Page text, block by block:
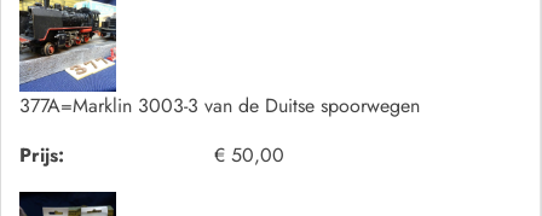
377A=Marklin 3003-3 van de Duitse spoorwegen
Prijs:
€ 50,00